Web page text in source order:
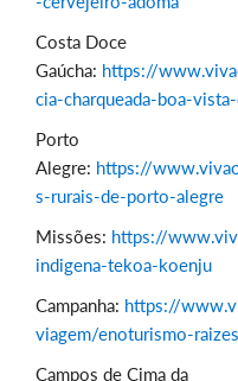
Costa Doce
Gaúcha: https://
cia-charqueada-boa-
Porto
Alegre: https://
s-rurais-de-porto-alegre
Missões: https://
indigena-tekoa-koenju
Campanha: https://
viagem/enoturismo-
Campos de Cima da